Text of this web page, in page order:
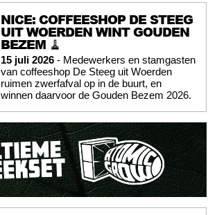
NICE: COFFEESHOP DE STEEG
UIT WOERDEN WINT GOUDEN
BEZEM 🧹
15 juli 2026 - Medewerkers en stamgasten
van coffeeshop De Steeg uit Woerden
ruimen zwerfafval op in de buurt, en
winnen daarvoor de Gouden Bezem 2026.